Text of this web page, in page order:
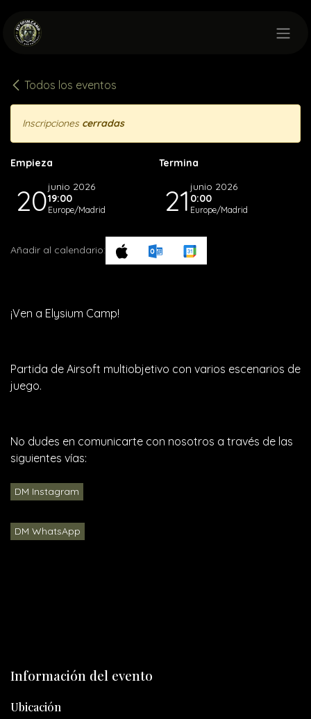
Todos los eventos
Inscripciones cerradas
Empieza
20junio 2026
19:00
Europe/Madrid
Termina
21junio 2026
0:00
Europe/Madrid
Añadir al calendario:
¡Ven a Elysium Camp!
Partida de Airsoft multiobjetivo con varios escenarios de
juego.
No dudes en comunicarte con nosotros a través de las
siguientes vías:
DM Instagram
DM WhatsApp
Información del evento
Ubicación